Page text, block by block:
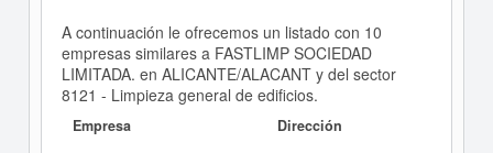
A continuación le ofrecemos un listado con 10
empresas similares a FASTLIMP SOCIEDAD
LIMITADA. en ALICANTE/ALACANT y del sector
8121 - Limpieza general de edificios.
Empresa Dirección